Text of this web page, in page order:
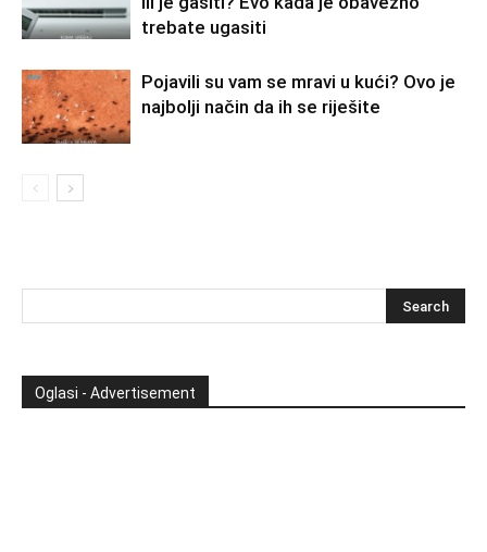
trebate ugasiti
Pojavili su vam se mravi u kući? Ovo je
najbolji način da ih se riješite
Oglasi - Advertisement